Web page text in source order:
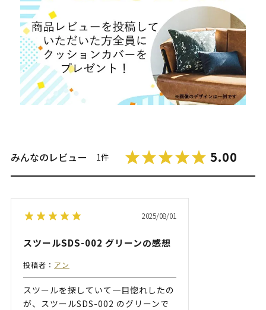
みんなのレビュー 1件 5.00
2025/08/01
スツールSDS-002 グリーンの感想
投稿者： アン
スツールを探していて一目惚れしたの
が、スツールSDS-002 のグリーンで